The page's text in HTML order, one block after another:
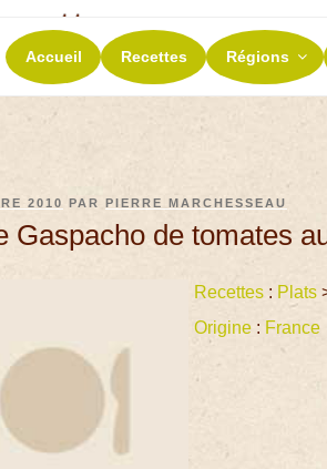
La richesse de nos
Accueil Recettes Régions
2010 PARPIERRE MARCHESSEAU
Gaspacho de tomates
Recettes : Plats
Origine : France